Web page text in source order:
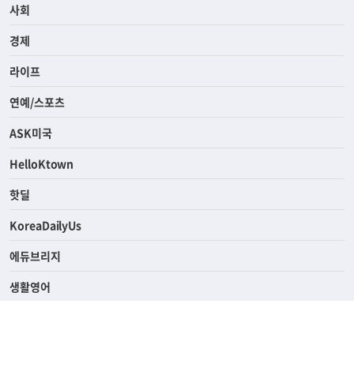
사회
경제
라이프
연예/스포츠
ASK미국
HelloKtown
핫딜
KoreaDailyUs
에듀브리지
생활영어